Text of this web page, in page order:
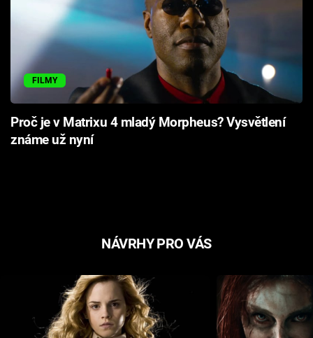
FILMY
Proč je v Matrixu 4 mladý Morpheus? Vysvětlení
známe už nyní
NÁVRHY PRO VÁS